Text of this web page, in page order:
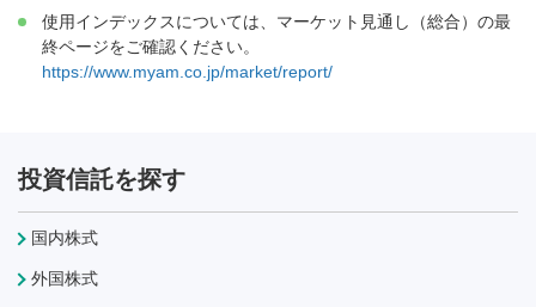
使用インデックスについては、マーケット見通し（総合）の最
終ページをご確認ください。
https://www.myam.co.jp/market/report/
投資信託を探す
国内株式
外国株式